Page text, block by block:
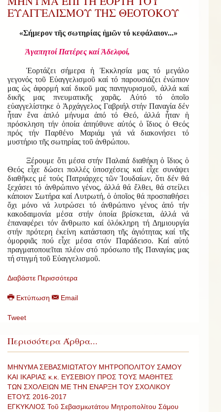
ΕΥΑΓΓΕΛΙΣΜΟΥ ΤΗΣ ΘΕΟΤΟΚΟΥ
«Σήμερον τῆς σωτηρίας ἡμῶν τό κεφάλαιον...»
Ἀγαπητοί Πατέρες καί Ἀδελφοί,
Ἑορτάζει σήμερα ἡ Ἐκκλησία μας τό μεγάλο
γεγονός τοῦ Εὐαγγελισμοῦ καί τό παρουσιάζει ἐνώπιον
μας ὡς ἀφορμή καί δικοῦ μας πανηγυρισμοῦ, ἀλλά καί
δικῆς μας πνευματικῆς χαρᾶς. Αὐτό τό ὁποῖο
εὐαγγελίστηκε ὁ Ἀρχάγγελος Γαβριήλ στήν Παναγία δέν
ἦταν ἕνα ἁπλό μήνυμα ἀπό τό Θεό, ἀλλά ἦταν ἡ
πρόσκληση τήν ὁποία ἀπηύθυνε αὐτός ὁ ἴδιος ὁ Θεός
πρός τήν Παρθένο Μαριάμ γιά νά διακονήσει τό
μυστήριο τῆς σωτηρίας τοῦ ἀνθρώπου.
Ξέρουμε ὅτι μέσα στήν Παλαιά διαθήκη ὁ ἴδιος ὁ
Θεός εἶχε δώσει πολλές ὑποσχέσεις καί εἶχε συνάψει
διαθῆκες μέ τούς Πατριάρχες τῶν Ἰουδαίων, ὅτι δέν θά
ξεχάσει τό ἀνθρώπινο γένος, ἀλλά θά ἔλθει, θά στείλει
κάποιον Σωτήρα καί Λυτρωτή, ὁ ὁποῖος θά προσπαθήσει
ὄχι μόνο νά λυτρώσει τό ἀνθρώπινο γένος ἀπό τήν
κακοδαιμονία μέσα στήν ὁποία βρίσκεται, ἀλλά νά
ἐπαναφέρει τόν ἄνθρωπο καί ὁλόκληρη τή Δημιουργία
στήν πρότερη ἐκείνη κατάσταση τῆς ἁγιότητας καί τῆς
ὀμορφιᾶς πού εἶχε μέσα στόν Παράδεισο. Καί αὐτό
πραγματοποιεῖται πλέον στό πρόσωπο τῆς Παναγίας μας
τή στιγμή τοῦ Εὐαγγελισμοῦ.
Διαβάστε Περισσότερα
Εκτύπωση Email
Tweet
Περισσότερα Άρθρα...
ΜΗΝΥΜΑ ΣΕΒΑΣΜΙΩΤΑΤΟΥ ΜΗΤΡΟΠΟΛΙΤΟΥ ΣΑΜΟΥ
ΚΑΙ ΙΚΑΡΙΑΣ κ.κ. ΕΥΣΕΒΙΟΥ ΠΡΟΣ ΤΟΥΣ ΜΑΘΗΤΕΣ
ΤΩΝ ΣΧΟΛΕΙΩΝ ΜΕ ΤΗΝ ΕΝΑΡΞΗ ΤΟΥ ΣΧΟΛΙΚΟΥ
ΕΤΟΥΣ 2016-2017
ΕΓΚΥΚΛΙΟΣ Τοῦ Σεβασμιωτάτου Μητροπολίτου Σάμου